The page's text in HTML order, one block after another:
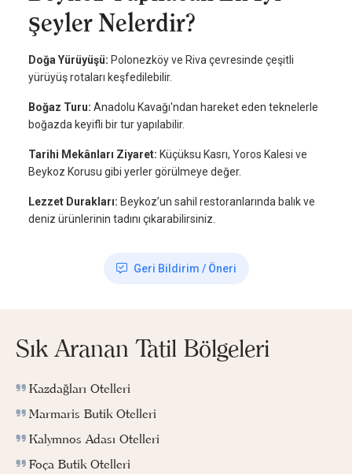
Şeyler Nelerdir?
Doğa Yürüyüşü: Polonezköy ve Riva çevresinde çeşitli
yürüyüş rotaları keşfedilebilir.
Boğaz Turu: Anadolu Kavağı'ndan hareket eden teknelerle
boğazda keyifli bir tur yapılabilir.
Tarihi Mekânları Ziyaret: Küçüksu Kasrı, Yoros Kalesi ve
Beykoz Korusu gibi yerler görülmeye değer.
Lezzet Durakları: Beykoz’un sahil restoranlarında balık ve
deniz ürünlerinin tadını çıkarabilirsiniz.
Geri Bildirim / Öneri
Sık Aranan Tatil Bölgeleri
Kazdağları Otelleri
Marmaris Butik Otelleri
Kalymnos Adası Otelleri
Foça Butik Otelleri